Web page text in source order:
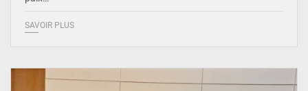
SAVOIR PLUS